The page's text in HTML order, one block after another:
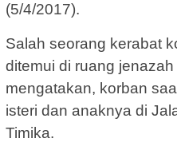
(5/4/2017).
Salah seorang kerabat
ditemui di ruang
mengatakan, korban
isteri dan anaknya di
Timika.